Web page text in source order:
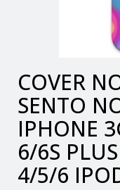
COVER
SENTO
IPHONE
6/6S
4/5/6